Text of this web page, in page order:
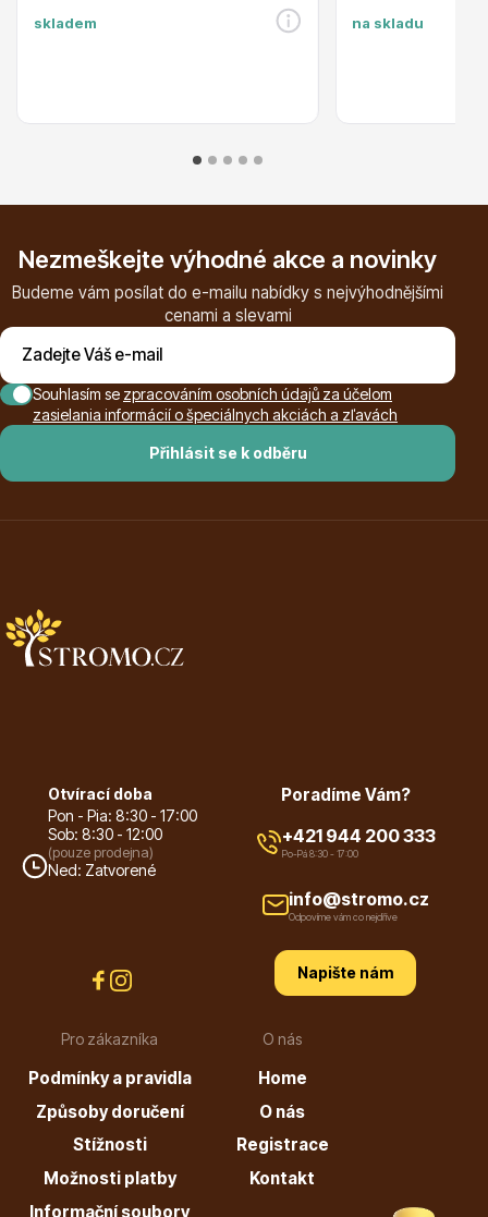
Okrasné trávy
Popínavé rostliny
skladem na skladu
Nezmeškejte výhodné akce a novinky
Budeme vám posílat do e-mailu nabídky s nejvýhodnějšími
cenami a slevami
Přihlásit se k odběru
Souhlasím se zpracováním osobních údajů za účelom
zasielania informácií o špeciálnych akciách a zľavách
Otvírací doba
Pon - Pia: 8:30 - 17:00
Sob: 8:30 - 12:00
(pouze prodejna)
Ned: Zatvorené
Pro zákazníka
Podmínky a pravidla
Způsoby doručení
Stížnosti
Možnosti platby
Informační soubory
O nás
Home
O nás
Registrace
Kontakt
Poradíme Vám?
+421 944 200 333
Po-Pá 8:30 - 17:00
info@stromo.cz
Odpovíme vám co nejdříve
Napište nám